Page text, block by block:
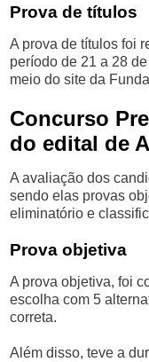
Prova de títulos
A prova de títulos foi
período de 21 a 28
meio do site da
Concurso
do edital de
A avaliação dos
sendo elas provas
eliminatório e
Prova objetiva
A prova objetiva, foi
escolha com 5
correta.
Além disso, teve a